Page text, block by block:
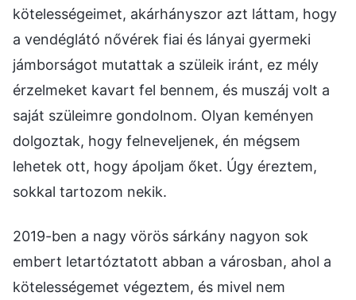
kötelességeimet, akárhányszor azt láttam, hogy
a vendéglátó nővérek fiai és lányai gyermeki
jámborságot mutattak a szüleik iránt, ez mély
érzelmeket kavart fel bennem, és muszáj volt a
saját szüleimre gondolnom. Olyan keményen
dolgoztak, hogy felneveljenek, én mégsem
lehetek ott, hogy ápoljam őket. Úgy éreztem,
sokkal tartozom nekik.
2019-ben a nagy vörös sárkány nagyon sok
embert letartóztatott abban a városban, ahol a
kötelességemet végeztem, és mivel nem